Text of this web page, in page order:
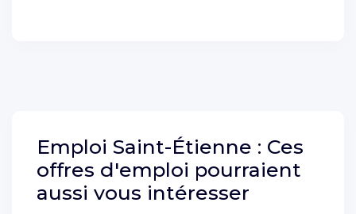
Emploi Saint-Étienne : Ces
offres d'emploi pourraient
aussi vous intéresser